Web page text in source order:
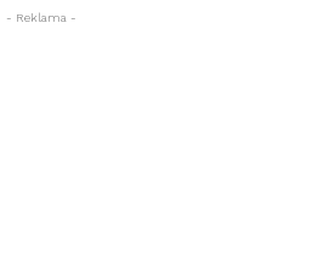
- Reklama -